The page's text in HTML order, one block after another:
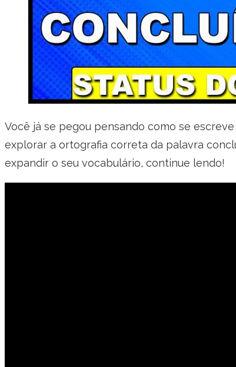
Você já se pegou pensando como se
explorar a ortografia correta da palavra
expandir o seu vocabulário, continue lendo!